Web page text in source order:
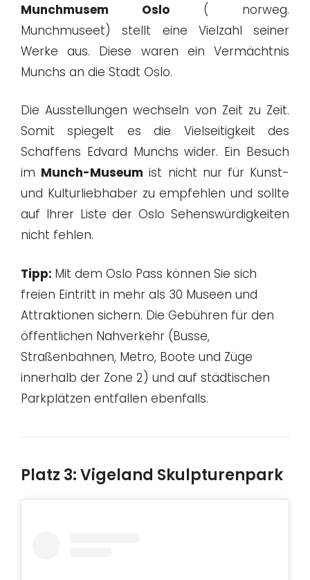
Munchmusem Oslo ( norweg.
Munchmuseet) stellt eine Vielzahl seiner
Werke aus. Diese waren ein Vermächtnis
Munchs an die Stadt Oslo.
Die Ausstellungen wechseln von Zeit zu Zeit.
Somit spiegelt es die Vielseitigkeit des
Schaffens Edvard Munchs wider. Ein Besuch
im Munch-Museum ist nicht nur für Kunst-
und Kulturliebhaber zu empfehlen und sollte
auf Ihrer Liste der Oslo Sehenswürdigkeiten
nicht fehlen.
Tipp: Mit dem Oslo Pass können Sie sich
freien Eintritt in mehr als 30 Museen und
Attraktionen sichern. Die Gebühren für den
öffentlichen Nahverkehr (Busse,
Straßenbahnen, Metro, Boote und Züge
innerhalb der Zone 2) und auf städtischen
Parkplätzen entfallen ebenfalls.
Platz 3: Vigeland Skulpturenpark